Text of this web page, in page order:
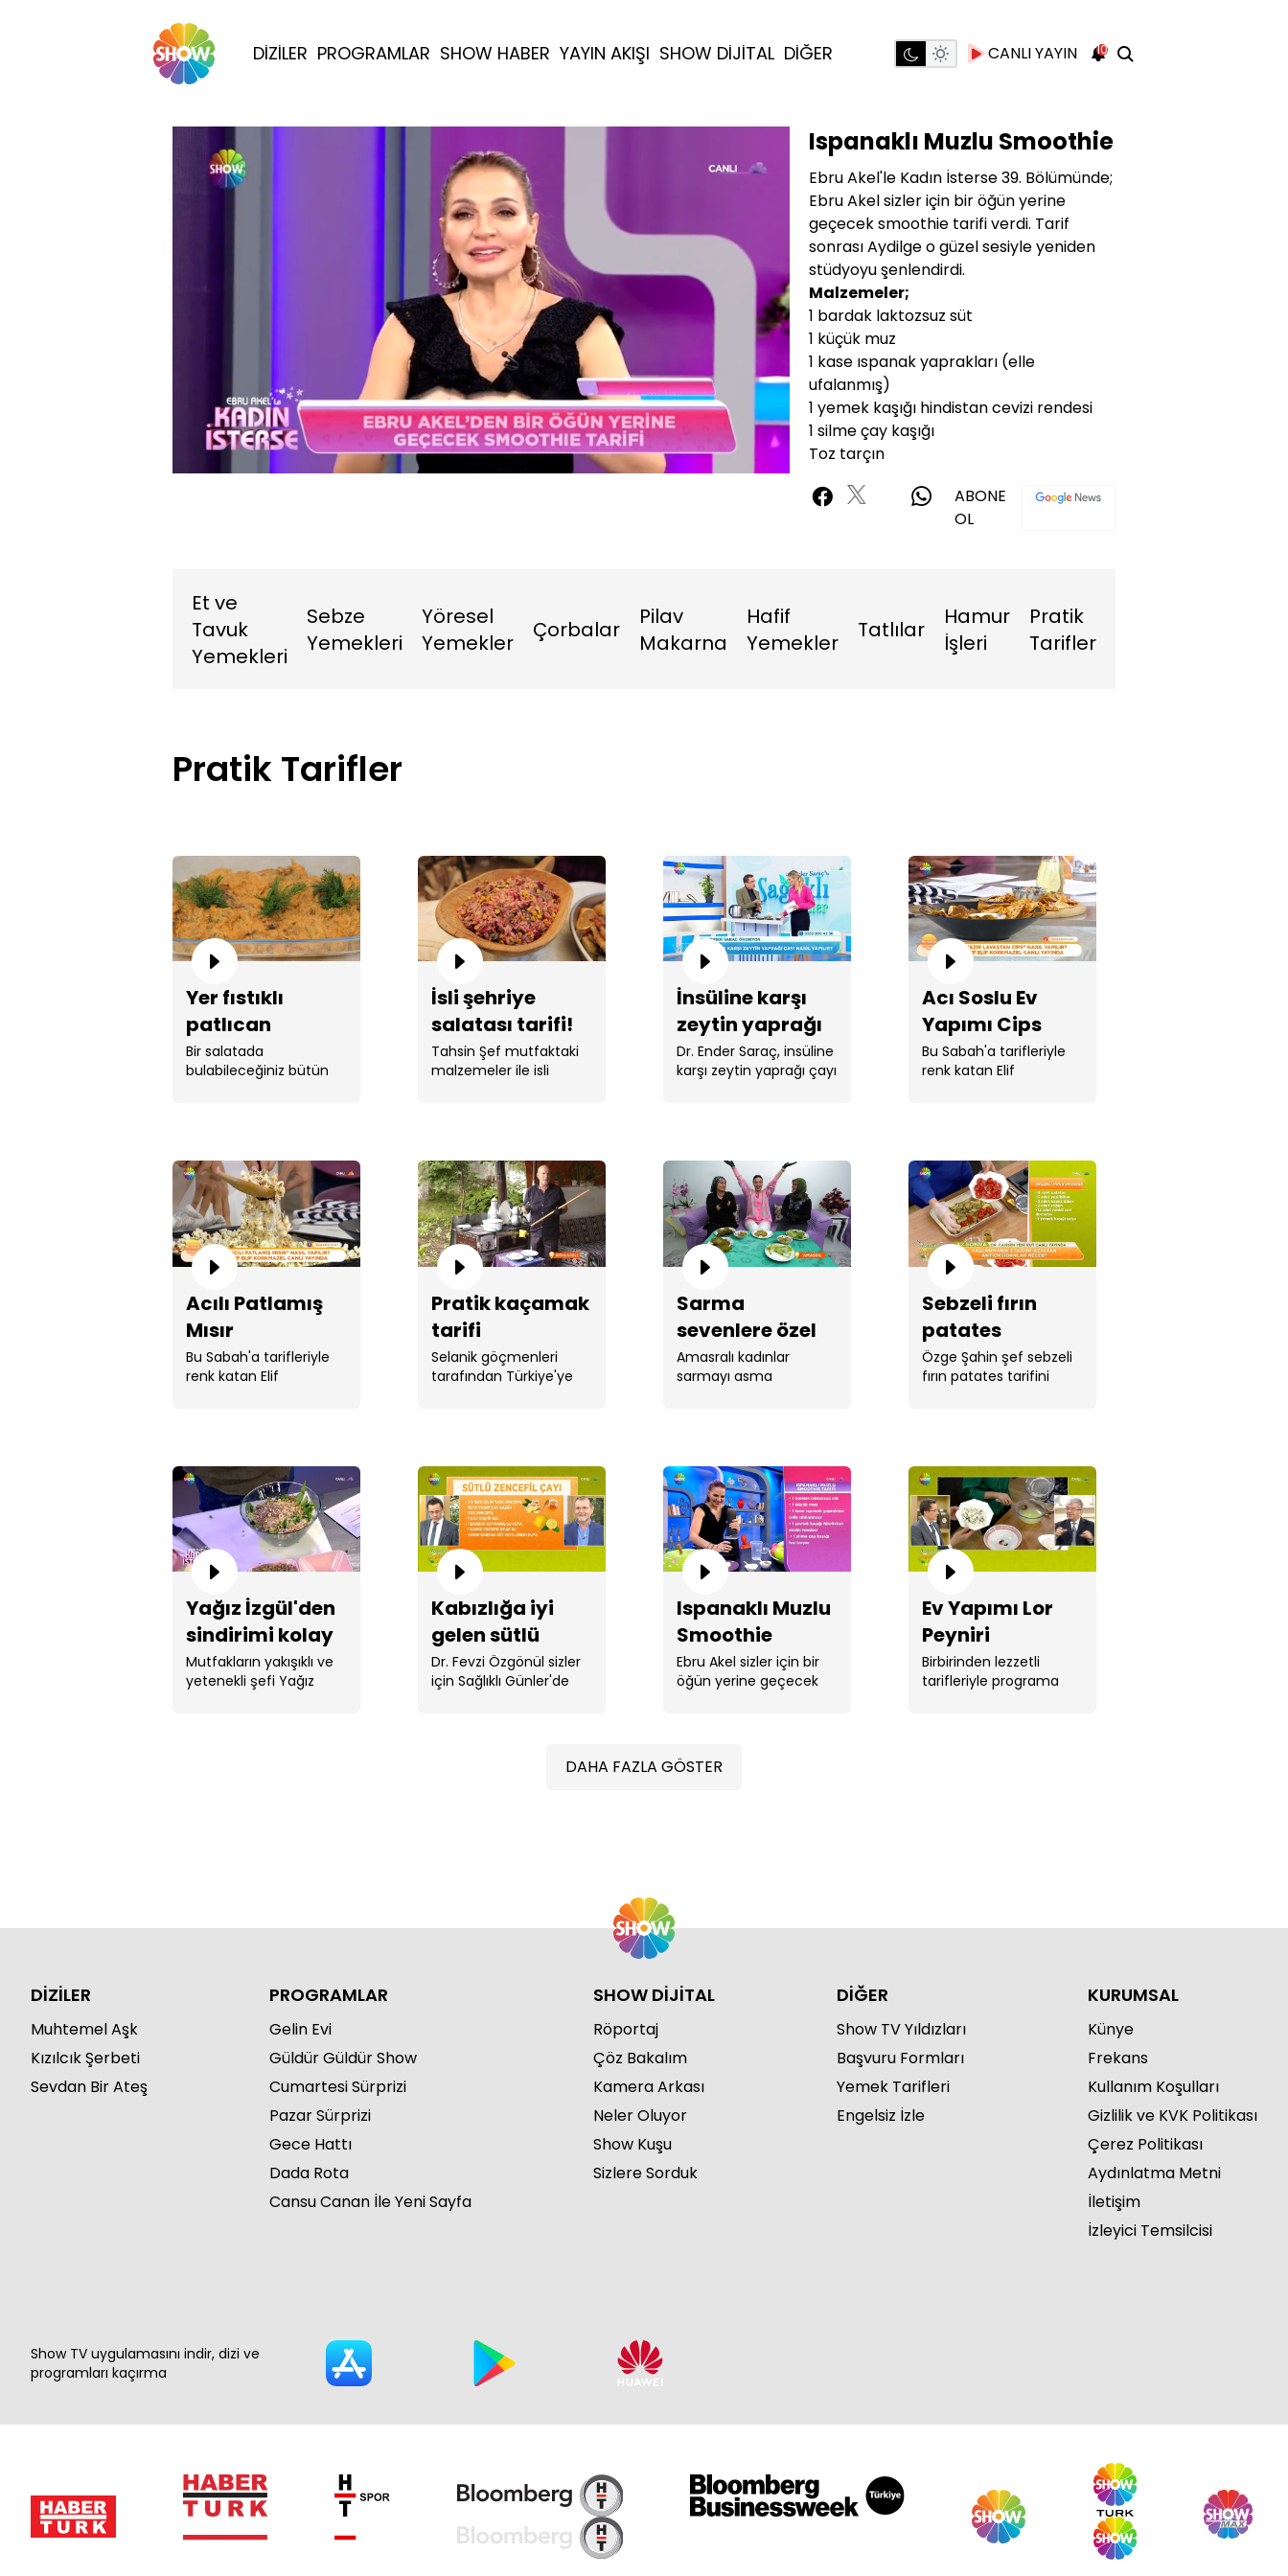
DİZİLER PROGRAMLAR SHOW HABER YAYIN AKIŞI SHOW DİJİTAL DİĞER CANLI YAYIN 10
Yüklendi:
14.79%
Oynatma
Hızı
Ispanaklı Muzlu Smoothie
Ebru Akel'le Kadın İsterse 39. Bölümünde;
Ebru Akel sizler için bir öğün yerine
geçecek smoothie tarifi verdi. Tarif
sonrası Aydilge o güzel sesiyle yeniden
stüdyoyu şenlendirdi.
Malzemeler;
1 bardak laktozsuz süt
1 küçük muz
1 kase ıspanak yaprakları (elle
ufalanmış)
1 yemek kaşığı hindistan cevizi rendesi
1 silme çay kaşığı
Toz tarçın
ABONE
OL
Et ve
Tavuk
Yemekleri
Sebze
Yemekleri
Yöresel
Yemekler
Çorbalar
Pilav
Makarna
Hafif
Yemekler
Tatlılar
Hamur
İşleri
Pratik
Tarifler
Pratik Tarifler
Yer fıstıklı
patlıcan
salatası tarifi!
Bir salatada
bulabileceğiniz bütün
İsli şehriye
salatası tarifi!
Tahsin Şef mutfaktaki
malzemeler ile isli
İnsüline karşı
zeytin yaprağı
çayı
Dr. Ender Saraç, insüline
karşı zeytin yaprağı çayı
Acı Soslu Ev
Yapımı Cips
Bu Sabah'a tarifleriyle
renk katan Elif
Acılı Patlamış
Mısır
Bu Sabah'a tarifleriyle
renk katan Elif
Pratik kaçamak
tarifi
Selanik göçmenleri
tarafından Türkiye'ye
Sarma
sevenlere özel
asma ve pırasa
sarması
Amasralı kadınlar
sarmayı asma
Sebzeli fırın
patates
Özge Şahin şef sebzeli
fırın patates tarifini
Yağız İzgül'den
sindirimi kolay
salata
Mutfakların yakışıklı ve
yetenekli şefi Yağız
Kabızlığa iyi
gelen sütlü
zencefilli çay
Dr. Fevzi Özgönül sizler
için Sağlıklı Günler'de
Ispanaklı Muzlu
Smoothie
Ebru Akel sizler için bir
öğün yerine geçecek
Ev Yapımı Lor
Peyniri
Birbirinden lezzetli
tarifleriyle programa
DAHA FAZLA GÖSTER
DİZİLER
Muhtemel Aşk
Kızılcık Şerbeti
Sevdan Bir Ateş
PROGRAMLAR
Gelin Evi
Güldür Güldür Show
Cumartesi Sürprizi
Pazar Sürprizi
Gece Hattı
Dada Rota
Cansu Canan İle Yeni Sayfa
SHOW DİJİTAL
Röportaj
Çöz Bakalım
Kamera Arkası
Neler Oluyor
Show Kuşu
Sizlere Sorduk
DİĞER
Show TV Yıldızları
Başvuru Formları
Yemek Tarifleri
Engelsiz İzle
KURUMSAL
Künye
Frekans
Kullanım Koşulları
Gizlilik ve KVK Politikası
Çerez Politikası
Aydınlatma Metni
İletişim
İzleyici Temsilcisi
Show TV uygulamasını indir, dizi ve
programları kaçırma